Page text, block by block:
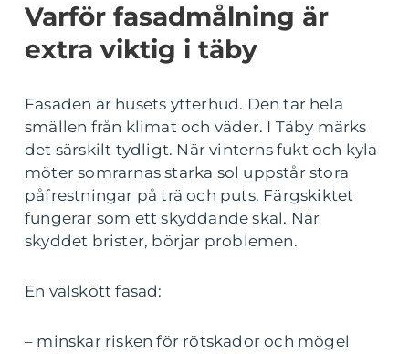
Varför fasadmålning är
extra viktig i täby
Fasaden är husets ytterhud. Den tar hela
smällen från klimat och väder. I Täby märks
det särskilt tydligt. När vinterns fukt och kyla
möter somrarnas starka sol uppstår stora
påfrestningar på trä och puts. Färgskiktet
fungerar som ett skyddande skal. När
skyddet brister, börjar problemen.
En välskött fasad:
– minskar risken för rötskador och mögel